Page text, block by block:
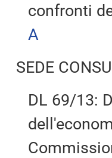
confronti
A
SEDE
DL 69/13: